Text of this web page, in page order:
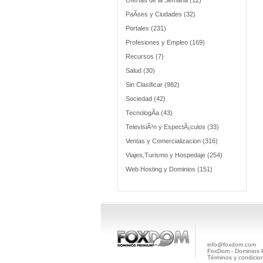
PaÃ­ses y Ciudades (32)
Portales (231)
Profesiones y Empleo (169)
Recursos (7)
Salud (30)
Sin Clasificar (982)
Sociedad (42)
TecnologÃ­a (43)
TelevisiÃ³n y EspectÃ¡culos (33)
Ventas y Comercializacion (316)
Viajes,Turismo y Hospedaje (254)
Web Hosting y Dominios (151)
info@foxdom.com
FoxDom - Dominios
Términos y